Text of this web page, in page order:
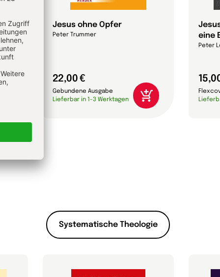
Jesus ohne Opfer
Peter Trummer
22,00 €
Gebundene Ausgabe
Lieferbar in 1-3 Werktagen
eine
Peter
Systematische Theologie